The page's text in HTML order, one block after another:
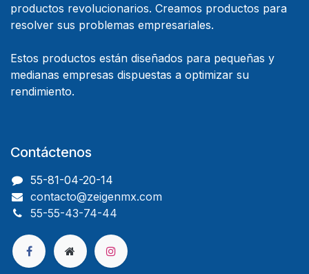
productos revolucionarios. Creamos productos para
resolver sus problemas empresariales.
Estos productos están diseñados para pequeñas y
medianas empresas dispuestas a optimizar su
rendimiento.
Contáctenos
55-81-04-20-14
contacto@zeigenmx.com
55-55-43-74-44